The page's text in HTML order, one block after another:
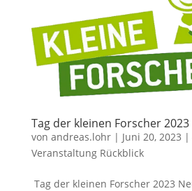
Tag der kleinen Forscher 2023
von andreas.lohr| Juni 20, 2023 |
Veranstaltung Rückblick
Tag der kleinen Forscher 2023